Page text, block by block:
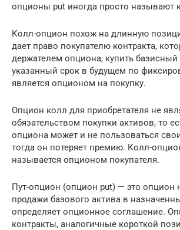
опционы put иногда просто называют
Колл-опцион похож на длинную
дает право покупателю контракта,
держателем опциона, купить базисный
указанный срок в будущем по
является опционом на покупку.
Опцион колл для приобретателя не
обязательством покупки активов, то
опциона может и не пользоваться
тогда он потеряет премию. Колл-
называется опционом покупателя.
Пут-опцион (опцион put) — это опцион
продажи базового актива в
определяет опционное соглашение.
контракты, аналогичные короткой